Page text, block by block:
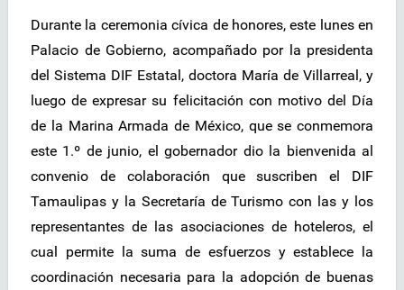
Durante la ceremonia cívica de honores, este lunes en
Palacio de Gobierno, acompañado por la presidenta
del Sistema DIF Estatal, doctora María de Villarreal, y
luego de expresar su felicitación con motivo del Día
de la Marina Armada de México, que se conmemora
este 1.º de junio, el gobernador dio la bienvenida al
convenio de colaboración que suscriben el DIF
Tamaulipas y la Secretaría de Turismo con las y los
representantes de las asociaciones de hoteleros, el
cual permite la suma de esfuerzos y establece la
coordinación necesaria para la adopción de buenas